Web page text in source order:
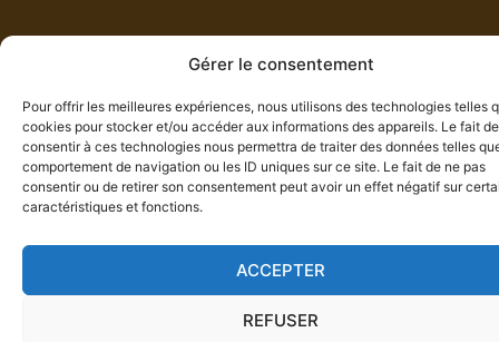
Gérer le consentement
Pour offrir les meilleures expériences, nous utilisons des technologies telles
cookies pour stocker et/ou accéder aux informations des appareils. Le fait de
consentir à ces technologies nous permettra de traiter des données telles
comportement de navigation ou les ID uniques sur ce site. Le fait de ne pas
consentir ou de retirer son consentement peut avoir un effet négatif sur
caractéristiques et fonctions.
ACCEPTER
REFUSER